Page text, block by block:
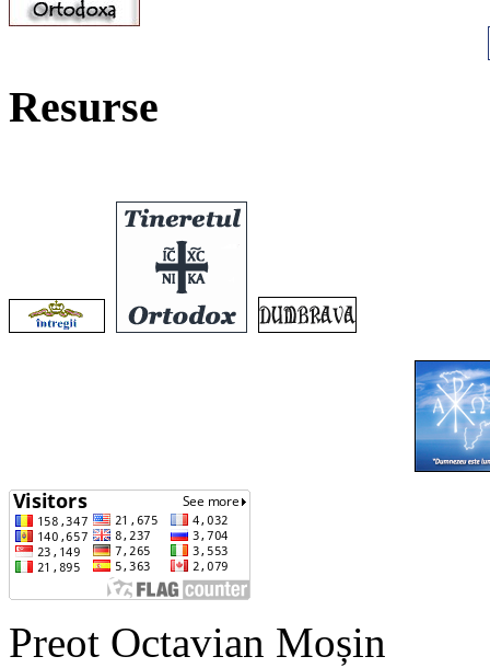
Resurse
Preot Octavian Moșin